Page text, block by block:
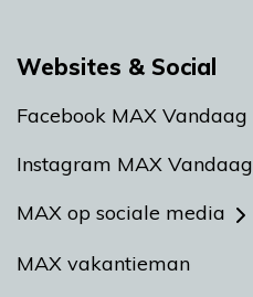
Websites & Social
Facebook MAX Vandaag
Instagram MAX Vandaag
MAX op sociale media
MAX vakantieman